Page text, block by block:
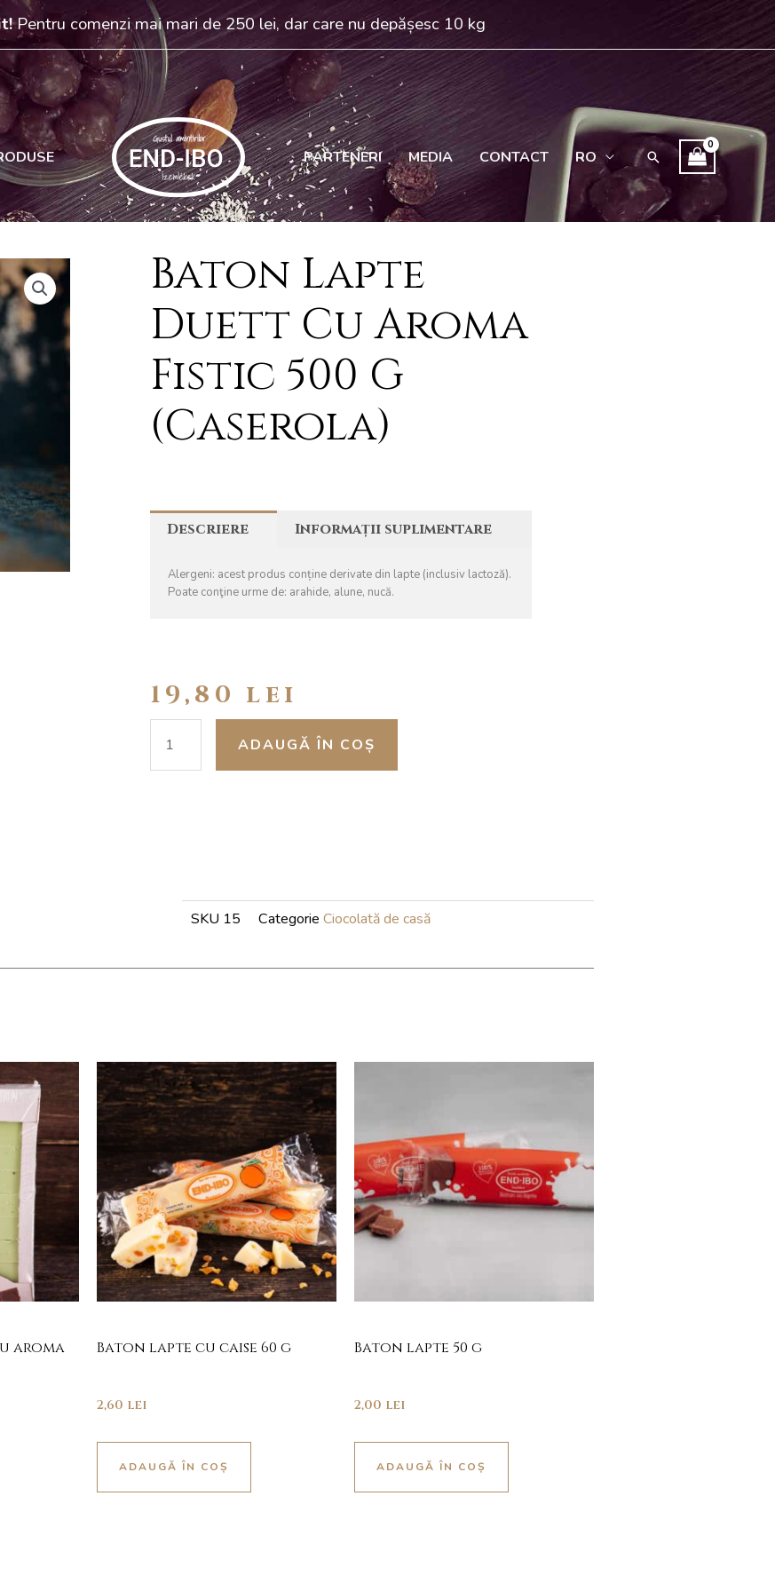
Pentru comenzi mai mari de 250 lei, dar care nu depășesc 10 kg
PARTENERI MEDIA CONTACT RO Search
Baton Lapte
Duett Cu Aroma
Fistic 500 G
(caserola)
Descriere Informații suplimentare
Alergeni: acest produs conține derivate din lapte (inclusiv lactoză).
Poate conţine urme de: arahide, alune, nucă.
19,80 lei
Baton
Lapte
(caserola)
ADAUGĂ ÎN COȘ
SKU 15 Categorie Ciocolată de casă
aroma
Baton lapte cu caise 60 g
2,60 lei
ADAUGĂ ÎN COȘ
Baton lapte 50 g
2,00 lei
ADAUGĂ ÎN COȘ